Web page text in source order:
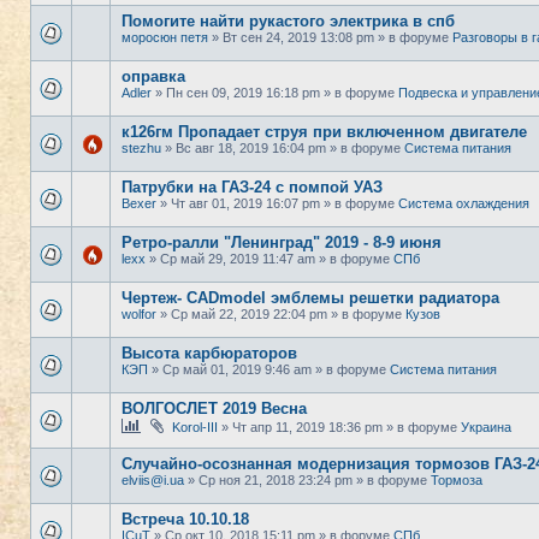
Помогите найти рукастого электрика в спб
моросюн петя » Вт сен 24, 2019 13:08 pm » в форуме Разговоры в
оправка
Adler » Пн сен 09, 2019 16:18 pm » в форуме Подвеска и
к126гм Пропадает струя при включенном двигателе
stezhu » Вс авг 18, 2019 16:04 pm » в форуме Система питания
Патрубки на ГАЗ-24 с помпой УАЗ
Bexer » Чт авг 01, 2019 16:07 pm » в форуме Система охлаждения
Ретро-ралли "Ленинград" 2019 - 8-9 июня
lexx » Ср май 29, 2019 11:47 am » в форуме СПб
Чертеж- CADmodel эмблемы решетки радиатора
wolfor » Ср май 22, 2019 22:04 pm » в форуме Кузов
Высота карбюраторов
КЭП » Ср май 01, 2019 9:46 am » в форуме Система питания
ВОЛГОСЛЕТ 2019 Весна
Korol-III » Чт апр 11, 2019 18:36 pm » в форуме Украина
Случайно-осознанная модернизация тормозов ГАЗ-
elviis@i.ua » Ср ноя 21, 2018 23:24 pm » в форуме Тормоза
Встреча 10.10.18
ICuT » Ср окт 10, 2018 15:11 pm » в форуме СПб